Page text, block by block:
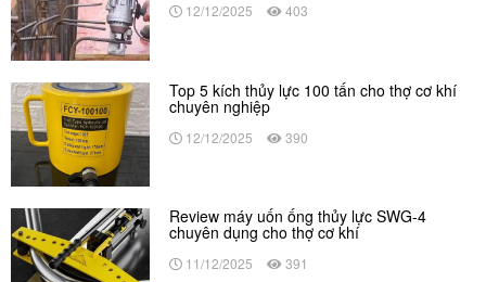
12/12/2025 403
Top 5 kích thủy lực 100 tấn cho thợ cơ khí
chuyên nghiệp
12/12/2025 390
Review máy uốn ống thủy lực SWG-4
chuyên dụng cho thợ cơ khí
11/12/2025 391